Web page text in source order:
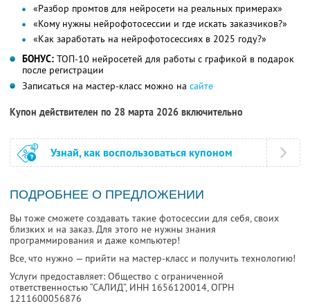
«Разбор промтов для нейросети на реальных примерах»
«Кому нужны нейрофотосессии и где искать заказчиков?»
«Как заработать на нейрофотосессиях в 2025 году?»
БОНУС: ТОП-10 нейросетей для работы с графикой в подарок
после регистрации
Записаться на мастер-класс можно на сайте
Купон действителен по 28 марта 2026 включительно
Узнай, как воспользоваться купоном
ПОДРОБНЕЕ О ПРЕДЛОЖЕНИИ
Вы тоже сможете создавать такие фотосессии для себя, своих
близких и на заказ. Для этого не нужны знания
программирования и даже компьютер!
Все, что нужно — прийти на мастер-класс и получить технологию!
Услуги предоставляет: Общество с ограниченной
ответственностью “САЛИД”, ИНН 1656120014, ОГРН
1211600056876